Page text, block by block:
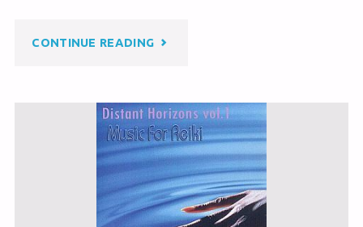
b o
CONTINUE READING"遥
的
地
平